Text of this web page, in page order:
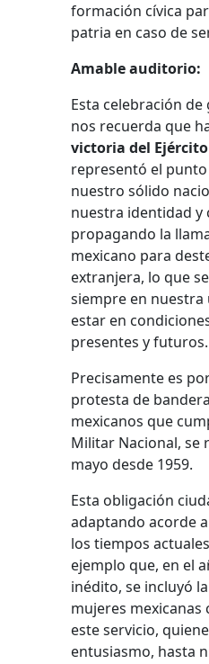
formación cívica
patria en caso de
Amable auditorio:
Esta celebración
nos recuerda que
victoria del
representó el
nuestro sólido
nuestra identidad y
propagando la
mexicano para
extranjera, lo que
siempre en nuestra
estar en
presentes y futuros.
Precisamente es
protesta de
mexicanos que
Militar Nacional, se
mayo desde 1959.
Esta obligación
adaptando acorde
los tiempos
ejemplo que, en el
inédito, se incluyó
mujeres
este servicio,
entusiasmo, hasta